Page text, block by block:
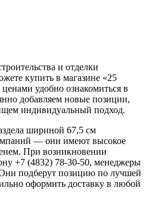
и отделки
купить в магазине «25
удобно ознакомиться в
добавляем новые позиции,
индивидуальный подход.
шириной 67,5 см
— они имеют высокое
При возникновении
+7 (4832) 78-30-50, менеджеры
подберут позицию по лучшей
оформить доставку в любой